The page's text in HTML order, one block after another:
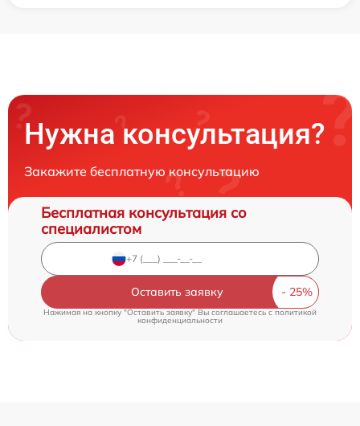
Нужна консультация?
Закажите бесплатную консультацию
Бесплатная консультация со
специалистом
Оставить заявку
Нажимая на кнопку "Оставить заявку" Вы соглашаетесь cполитикой
конфиденциальности